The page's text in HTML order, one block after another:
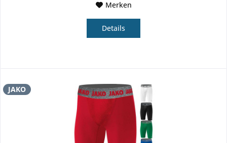
Merken
Details
JAKO